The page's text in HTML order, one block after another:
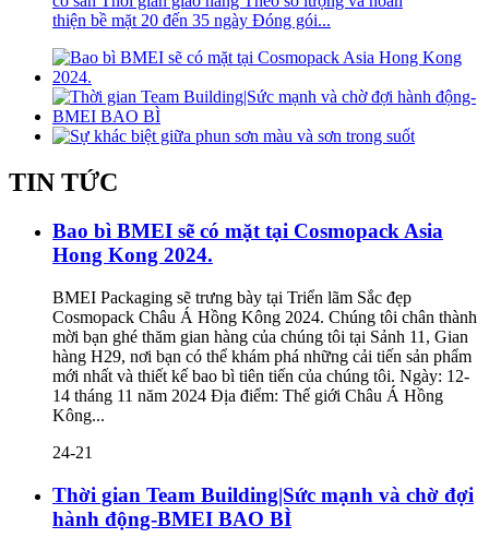
thiện bề mặt 20 đến 35 ngày Đóng gói...
TIN TỨC
Bao bì BMEI sẽ có mặt tại Cosmopack Asia
Hong Kong 2024.
BMEI Packaging sẽ trưng bày tại Triển lãm Sắc đẹp
Cosmopack Châu Á Hồng Kông 2024. Chúng tôi chân thành
mời bạn ghé thăm gian hàng của chúng tôi tại Sảnh 11, Gian
hàng H29, nơi bạn có thể khám phá những cải tiến sản phẩm
mới nhất và thiết kế bao bì tiên tiến của chúng tôi. Ngày: 12-
14 tháng 11 năm 2024 Địa điểm: Thế giới Châu Á Hồng
Kông...
24-21
Thời gian Team Building|Sức mạnh và chờ đợi
hành động-BMEI BAO BÌ